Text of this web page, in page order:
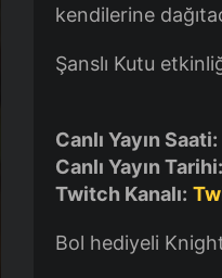
kendilerine
Şanslı Kutu
Canlı Yayın Saati:
Canlı Yayın Tarihi:
Twitch Kanalı:
Bol hediyeli Knight